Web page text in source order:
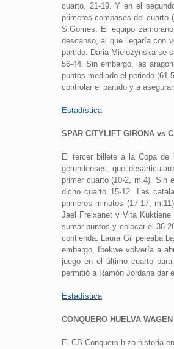
cuarto, 21-19. Y en el
primeros compases del cuarto
S.Gomes. El equipo
descanso, al que llegaría con
partido. Daria Mielozynska se
56-44. Sin embargo, las
puntos mediado el periodo
controlar el partido y a
Estadística
SPAR CITYLIFT GIRONA vs
El tercer billete a la Copa
gerundenses, que
primer cuarto (10-2, m.4). Sin
dicho cuarto 15-12. Las
primeros minutos (17-17,
Jael Freixanet y Vita
sumar puntos y colocar el 36-
contienda. Laura Gil peleaba
embargo, Ibekwe volvería a
juego en el último cuarto
permitió a Ramón Jordana dar
Estadística
CONQUERO HUELVA
El CB Conquero hizo historia